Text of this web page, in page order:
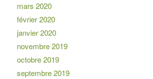
mars 2020
février 2020
janvier 2020
novembre 2019
octobre 2019
septembre 2019